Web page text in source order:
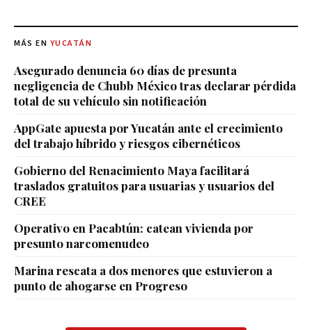
MÁS EN YUCATÁN
Asegurado denuncia 60 días de presunta
negligencia de Chubb México tras declarar pérdida
total de su vehículo sin notificación
AppGate apuesta por Yucatán ante el crecimiento
del trabajo híbrido y riesgos cibernéticos
Gobierno del Renacimiento Maya facilitará
traslados gratuitos para usuarias y usuarios del
CREE
Operativo en Pacabtún: catean vivienda por
presunto narcomenudeo
Marina rescata a dos menores que estuvieron a
punto de ahogarse en Progreso